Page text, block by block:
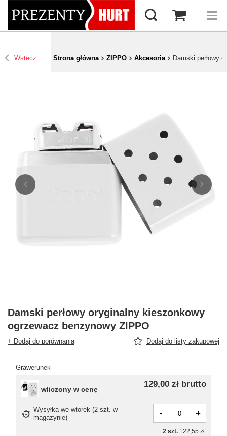
Wstecz Strona główna ZIPPO Akcesoria Damski perłowy
Damski perłowy oryginalny kieszonkowy
ogrzewacz benzynowy ZIPPO
+ Dodaj do porównania Dodaj do listy zakupowej
Grawerunek
wliczony w cenę
129,00 zł brutto
2 szt. 122,55 zł
Wysyłka we wtorek (2 szt. w
magazynie) - +